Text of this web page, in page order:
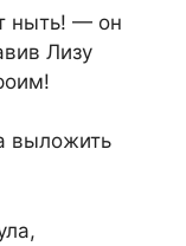
ныть! — он
Лизу
выложить